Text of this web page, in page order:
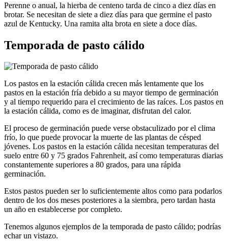
Perenne o anual, la hierba de centeno tarda de cinco a diez días en
brotar. Se necesitan de siete a diez días para que germine el pasto
azul de Kentucky. Una ramita alta brota en siete a doce días.
Temporada de pasto cálido
Los pastos en la estación cálida crecen más lentamente que los
pastos en la estación fría debido a su mayor tiempo de germinación
y al tiempo requerido para el crecimiento de las raíces. Los pastos en
la estación cálida, como es de imaginar, disfrutan del calor.
El proceso de germinación puede verse obstaculizado por el clima
frío, lo que puede provocar la muerte de las plantas de césped
jóvenes. Los pastos en la estación cálida necesitan temperaturas del
suelo entre 60 y 75 grados Fahrenheit, así como temperaturas diarias
constantemente superiores a 80 grados, para una rápida
germinación.
Estos pastos pueden ser lo suficientemente altos como para podarlos
dentro de los dos meses posteriores a la siembra, pero tardan hasta
un año en establecerse por completo.
Tenemos algunos ejemplos de la temporada de pasto cálido; podrías
echar un vistazo.